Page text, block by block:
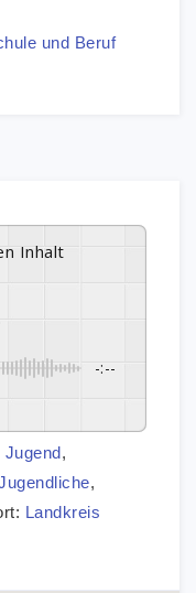
-:--
Jugend,
,
Landkreis
und Beruf